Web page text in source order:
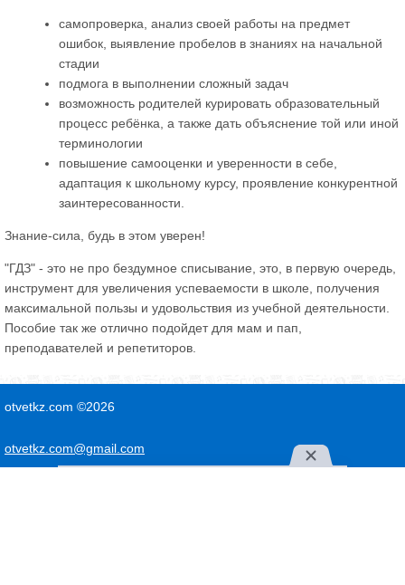
самопроверка, анализ своей работы на предмет
ошибок, выявление пробелов в знаниях на начальной
стадии
подмога в выполнении сложный задач
возможность родителей курировать образовательный
процесс ребёнка, а также дать объяснение той или иной
терминологии
повышение самооценки и уверенности в себе,
адаптация к школьному курсу, проявление конкурентной
заинтересованности.
Знание-сила, будь в этом уверен!
"ГДЗ" - это не про бездумное списывание, это, в первую очередь,
инструмент для увеличения успеваемости в школе, получения
максимальной пользы и удовольствия из учебной деятельности.
Пособие так же отлично подойдет для мам и пап,
преподавателей и репетиторов.
otvetkz.com ©2026
otvetkz.com@gmail.com